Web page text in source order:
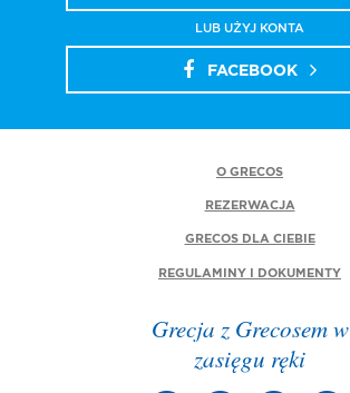
LUB UŻYJ KONTA
FACEBOOK
O GRECOS
REZERWACJA
GRECOS DLA CIEBIE
REGULAMINY I DOKUMENTY
Grecja z Grecosem w
zasięgu ręki